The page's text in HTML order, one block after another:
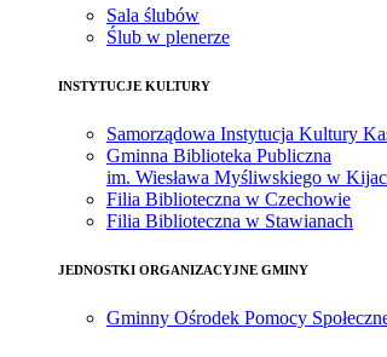
Sala ślubów
Ślub w plenerze
INSTYTUCJE KULTURY
Samorządowa Instytucja Kultury
Gminna Biblioteka Publiczna
im. Wiesława Myśliwskiego w
Filia Biblioteczna w Czechowie
Filia Biblioteczna w Stawianach
JEDNOSTKI ORGANIZACYJNE GMINY
Gminny Ośrodek Pomocy